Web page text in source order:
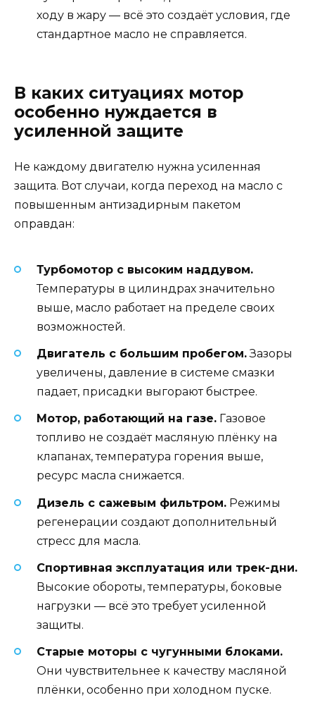
ходу в жару — всё это создаёт условия, где
стандартное масло не справляется.
В каких ситуациях мотор
особенно нуждается в
усиленной защите
Не каждому двигателю нужна усиленная
защита. Вот случаи, когда переход на масло с
повышенным антизадирным пакетом
оправдан:
Турбомотор с высоким наддувом.
Температуры в цилиндрах значительно
выше, масло работает на пределе своих
возможностей.
Двигатель с большим пробегом.Зазоры
увеличены, давление в системе смазки
падает, присадки выгорают быстрее.
Мотор, работающий на газе. Газовое
топливо не создаёт масляную плёнку на
клапанах, температура горения выше,
ресурс масла снижается.
Дизель с сажевым фильтром. Режимы
регенерации создают дополнительный
стресс для масла.
Спортивная эксплуатация или трек-дни.
Высокие обороты, температуры, боковые
нагрузки — всё это требует усиленной
защиты.
Старые моторы с чугунными блоками.
Они чувствительнее к качеству масляной
плёнки, особенно при холодном пуске.